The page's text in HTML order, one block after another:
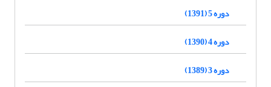
دوره 5 (1391)
دوره 4 (1390)
دوره 3 (1389)